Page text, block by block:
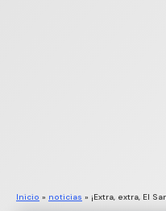
Inicio » noticias » ¡Extra, extra, El